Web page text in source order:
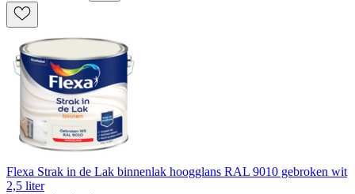
Flexa Strak in de Lak binnenlak hoogglans RAL 9010 gebroken wit
2,5 liter